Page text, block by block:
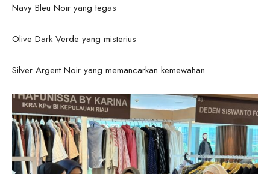
Navy Bleu Noir yang tegas
Olive Dark Verde yang misterius
Silver Argent Noir yang memancarkan kemewahan